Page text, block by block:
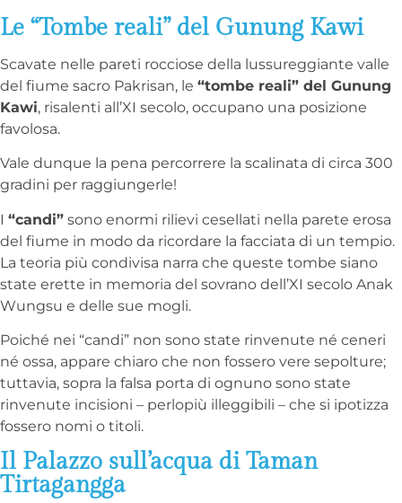
Le “Tombe reali” del Gunung Kawi
Scavate nelle pareti rocciose della lussureggiante valle
del fiume sacro Pakrisan, le “tombe reali” del Gunung
Kawi, risalenti all’XI secolo, occupano una posizione
favolosa.
Vale dunque la pena percorrere la scalinata di circa 300
gradini per raggiungerle!
I “candi” sono enormi rilievi cesellati nella parete erosa
del fiume in modo da ricordare la facciata di un tempio.
La teoria più condivisa narra che queste tombe siano
state erette in memoria del sovrano dell’XI secolo Anak
Wungsu e delle sue mogli.
Poiché nei “candi” non sono state rinvenute né ceneri
né ossa, appare chiaro che non fossero vere sepolture;
tuttavia, sopra la falsa porta di ognuno sono state
rinvenute incisioni – perlopiù illeggibili – che si ipotizza
fossero nomi o titoli.
Il Palazzo sull’acqua di Taman
Tirtagangga